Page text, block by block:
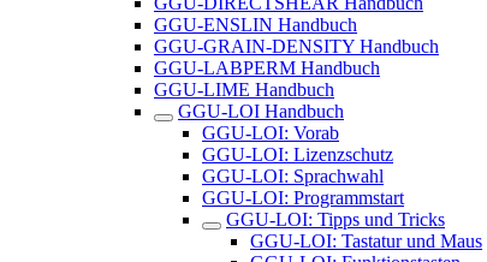
GGU-ENSLIN Handbuch
GGU-GRAIN-DENSITY Handbuch
GGU-LABPERM Handbuch
GGU-LIME Handbuch
GGU-LOI Handbuch
GGU-LOI: Vorab
GGU-LOI: Lizenzschutz
GGU-LOI: Sprachwahl
GGU-LOI: Programmstart
GGU-LOI: Tipps und Tricks
GGU-LOI: Tastatur und Maus